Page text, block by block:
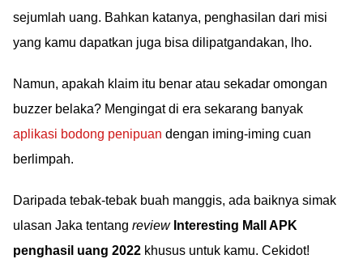
sejumlah uang. Bahkan katanya, penghasilan dari misi
yang kamu dapatkan juga bisa dilipatgandakan, lho.
Namun, apakah klaim itu benar atau sekadar omongan
buzzer belaka? Mengingat di era sekarang banyak
aplikasi bodong penipuan dengan iming-iming cuan
berlimpah.
Daripada tebak-tebak buah manggis, ada baiknya simak
ulasan Jaka tentang review Interesting Mall APK
penghasil uang 2022 khusus untuk kamu. Cekidot!